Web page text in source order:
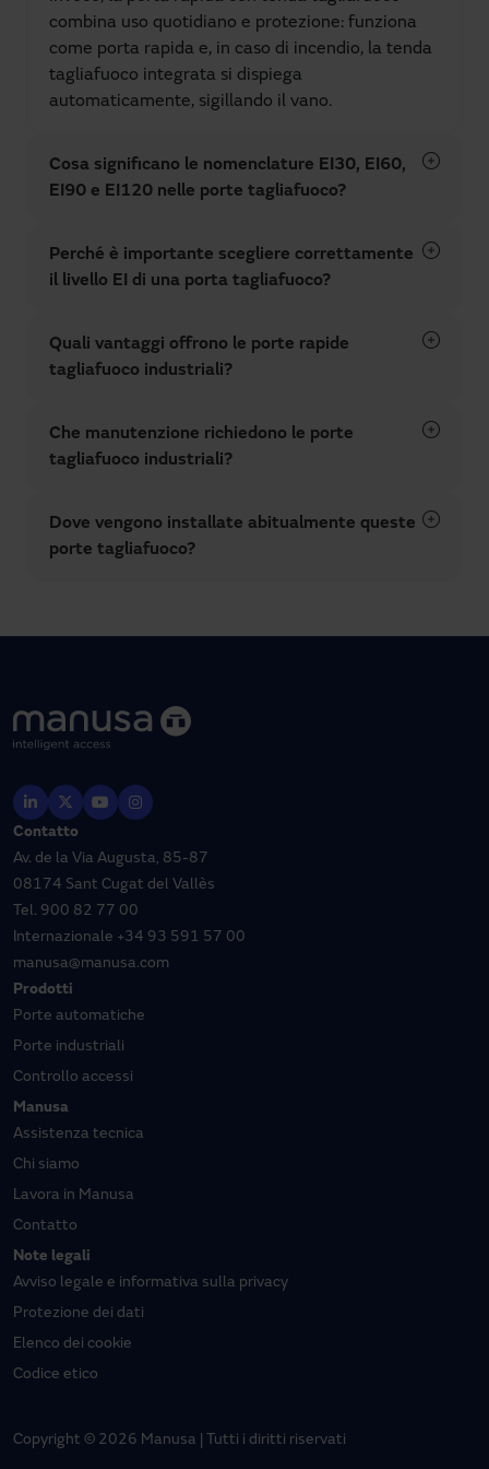
combina uso quotidiano e protezione: funziona
come porta rapida e, in caso di incendio, la tenda
tagliafuoco integrata si dispiega
automaticamente, sigillando il vano.
Cosa significano le nomenclature EI30, EI60,
EI90 e EI120 nelle porte tagliafuoco?
Perché è importante scegliere correttamente
il livello EI di una porta tagliafuoco?
Quali vantaggi offrono le porte rapide
tagliafuoco industriali?
Che manutenzione richiedono le porte
tagliafuoco industriali?
Dove vengono installate abitualmente queste
porte tagliafuoco?
Contatto
Av. de la Via Augusta, 85-87
08174 Sant Cugat del Vallès
Tel. 900 82 77 00
Internazionale +34 93 591 57 00
manusa@manusa.com
Prodotti
Porte automatiche
Porte industriali
Controllo accessi
Manusa
Assistenza tecnica
Chi siamo
Lavora in Manusa
Contatto
Note legali
Avviso legale e informativa sulla privacy
Protezione dei dati
Elenco dei cookie
Codice etico
Copyright © 2026 Manusa | Tutti i diritti riservati